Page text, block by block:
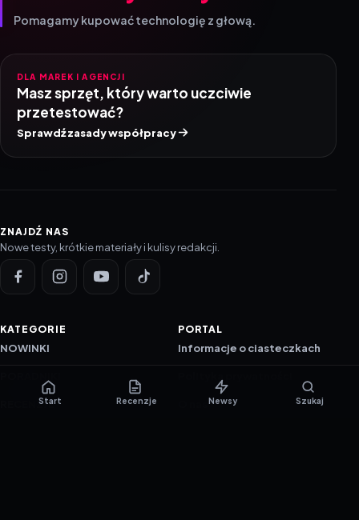
Pomagamy kupować technologię z głową.
DLA MAREK I AGENCJI
Masz sprzęt, który warto uczciwie
przetestować?
Sprawdź zasady współpracy
ZNAJDŹ NAS
Nowe testy, krótkie materiały i kulisy redakcji.
KATEGORIE
NOWINKI
RECENZJE
PORTAL
Informacje o ciasteczkach
Start Recenzje Newsy Szukaj